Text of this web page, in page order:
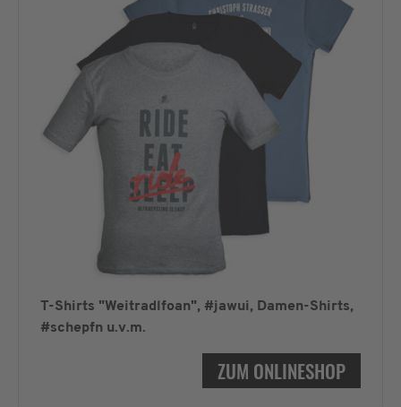
T-Shirts "Weitradlfoan", #jawui, Damen-Shirts,
#schepfn u.v.m.
ZUM ONLINESHOP